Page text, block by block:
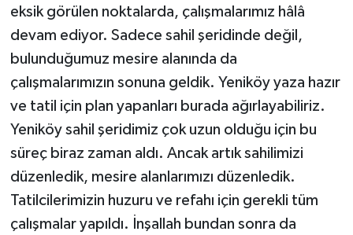
eksik görülen noktalarda, çalışmalarımız hâlâ
devam ediyor. Sadece sahil şeridinde değil,
bulunduğumuz mesire alanında da
çalışmalarımızın sonuna geldik. Yeniköy yaza hazır
ve tatil için plan yapanları burada ağırlayabiliriz.
Yeniköy sahil şeridimiz çok uzun olduğu için bu
süreç biraz zaman aldı. Ancak artık sahilimizi
düzenledik, mesire alanlarımızı düzenledik.
Tatilcilerimizin huzuru ve refahı için gerekli tüm
çalışmalar yapıldı. İnşallah bundan sonra da